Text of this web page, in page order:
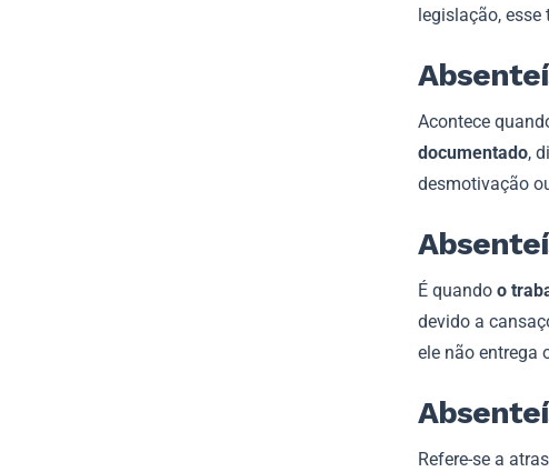
legislação,
Acontece
documentado,
desmotivação
É quando o
devido a
ele não entrega
Refere-se a